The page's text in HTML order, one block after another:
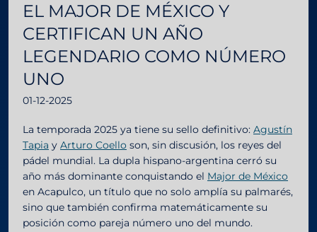
EL MAJOR DE MÉXICO Y
CERTIFICAN UN AÑO
LEGENDARIO COMO NÚMERO
UNO
01-12-2025
La temporada 2025 ya tiene su sello definitivo: Agustín
Tapia y Arturo Coello son, sin discusión, los reyes del
pádel mundial. La dupla hispano-argentina cerró su
año más dominante conquistando el Major de México
en Acapulco, un título que no solo amplía su palmarés,
sino que también confirma matemáticamente su
posición como pareja número uno del mundo.